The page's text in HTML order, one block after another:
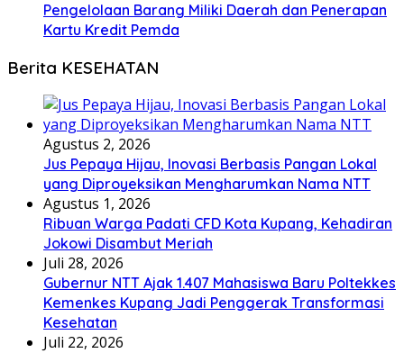
Pengelolaan Barang Miliki Daerah dan Penerapan
Kartu Kredit Pemda
Berita KESEHATAN
Agustus 2, 2026
Jus Pepaya Hijau, Inovasi Berbasis Pangan Lokal
yang Diproyeksikan Mengharumkan Nama NTT
Agustus 1, 2026
Ribuan Warga Padati CFD Kota Kupang, Kehadiran
Jokowi Disambut Meriah
Juli 28, 2026
Gubernur NTT Ajak 1.407 Mahasiswa Baru Poltekkes
Kemenkes Kupang Jadi Penggerak Transformasi
Kesehatan
Juli 22, 2026